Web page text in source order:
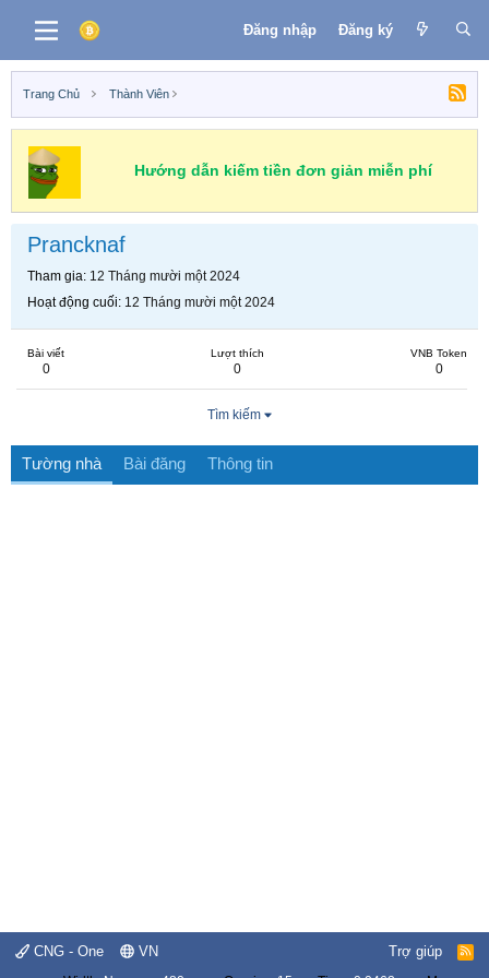
Đăng nhập Đăng ký
Trang Chủ Thành Viên
Hướng dẫn kiếm tiền đơn giản miễn phí
Prancknaf
Tham gia 12 Tháng mười một 2024
Hoạt động cuối 12 Tháng mười một 2024
Bài viết
0
Lượt thích
0
VNB Token
0
Tìm kiếm
Tường nhà Bài đăng Thông tin
CNG - One VN Trợ giúp
R